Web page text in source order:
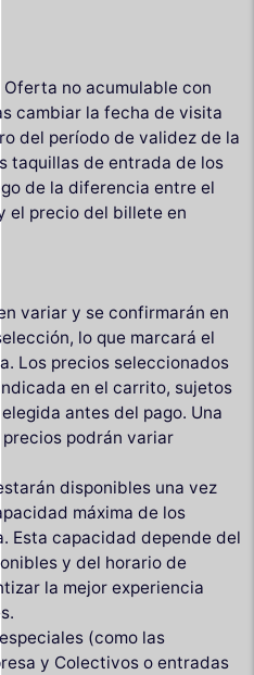
no acumulable con
cambiar la fecha de visita
del período de validez de la
taquillas de entrada de los
de la diferencia entre el
el precio del billete en
variar y se confirmarán en
lo que marcará el
Los precios seleccionados
en el carrito, sujetos
antes del pago. Una
podrán variar
disponibles una vez
máxima de los
Esta capacidad depende del
y del horario de
la mejor experiencia
(como las
y Colectivos o entradas